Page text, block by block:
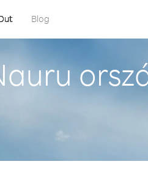
Blog